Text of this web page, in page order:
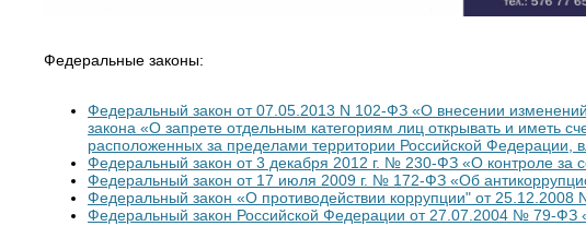
Федеральные законы:
Федеральный закон от 07.05.2013 N 102-ФЗ «О внесении
закона «О запрете отдельным категориям лиц открывать и иметь
расположенных за пределами территории Российской
Федеральный закон от 3 декабря 2012 г. № 230-ФЗ «О контроле за
Федеральный закон от 17 июля 2009 г. № 172-ФЗ «Об
Федеральный закон «О противодействии коррупции" от 25.12.2008
Федеральный закон Российской Федерации от 27.07.2004 № 79-ФЗ